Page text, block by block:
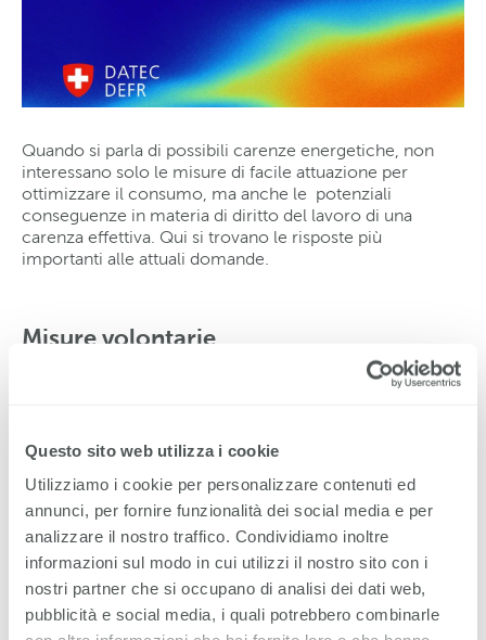
Questo sito web utilizza i cookie
Utilizziamo i cookie per personalizzare contenuti ed
annunci, per fornire funzionalità dei social media e per
analizzare il nostro traffico. Condividiamo inoltre
informazioni sul modo in cui utilizzi il nostro sito con i
nostri partner che si occupano di analisi dei dati web,
pubblicità e social media, i quali potrebbero combinarle
Quando si parla di possibili carenze energetiche, non
interessano solo le misure di facile attuazione per
ottimizzare il consumo, ma anche le potenziali
conseguenze in materia di diritto del lavoro di una
carenza effettiva. Qui si trovano le risposte più
importanti alle attuali domande.
Misure volontarie
, insieme alle associazioni che ne
implementare prima che si verifichi una situazione di
carenza.
L’unione svizzera delle arti e mestierimette a
disposizione liste di controllo per le aziende (
tedesco
francese). Contengono misure generali per gli ambiti
gestionali e tecnici e sono da intendere come modelli.
Sono destinate a supportare le aziende nell’attuazione di